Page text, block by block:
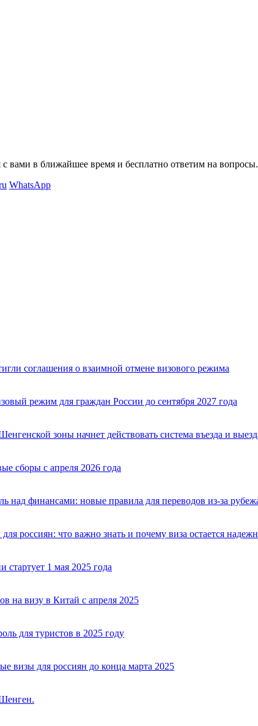
вами в ближайшее время и бесплатно ответим на
WhatsApp
соглашения о взаимной отмене визового режима
режим для граждан России до сентября 2027 года
зоны начнет действовать система въезда и
сборы с апреля 2026 года
над финансами: новые правила для переводов из-за
россиян: что важно знать и почему виза остается
1 мая 2025 года
на визу в Китай с апреля 2025
для туристов в 2025 году
визы для россиян до конца марта 2025